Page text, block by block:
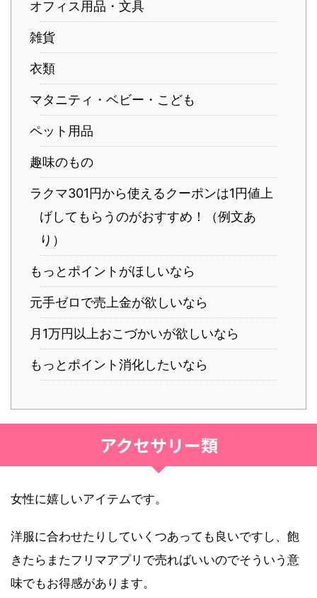
オフィス用品・文具
雑貨
衣類
マタニティ・ベビー・こども
ペット用品
趣味のもの
ラクマ301円から使えるクーポンは1円値上
げしてもらうのがおすすめ！（例文あ
り）
もっとポイントがほしいなら
元手ゼロで売上金が欲しいなら
月1万円以上おこづかいが欲しいなら
もっとポイント消化したいなら
アクセサリー類
女性に嬉しいアイテムです。
洋服に合わせたりしていくつあっても良いですし、飽
きたらまたフリマアプリで売ればいいのでそういう意
味でもお得感があります。